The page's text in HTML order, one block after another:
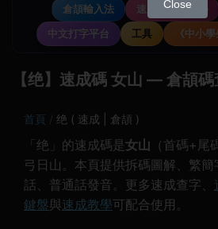
倉頡輸入法
速成輸入法教學
中文打字平台
工具 《中小
【绝】速成碼 女山 — 倉頡
首頁 绝 ( 速成 | 倉頡 )
「绝」的速成碼是 女山 （首碼+尾
弓日山。本頁提供拆碼圖解、繁
話、普通話發音。更多速成查字、
鍵盤與速成教學可配合使用。
Close